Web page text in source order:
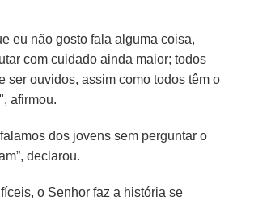
eu não gosto fala alguma coisa,
com cuidado ainda maior; todos
ser ouvidos, assim como todos têm o
afirmou.
dos jovens sem perguntar o
declarou.
o Senhor faz a história se